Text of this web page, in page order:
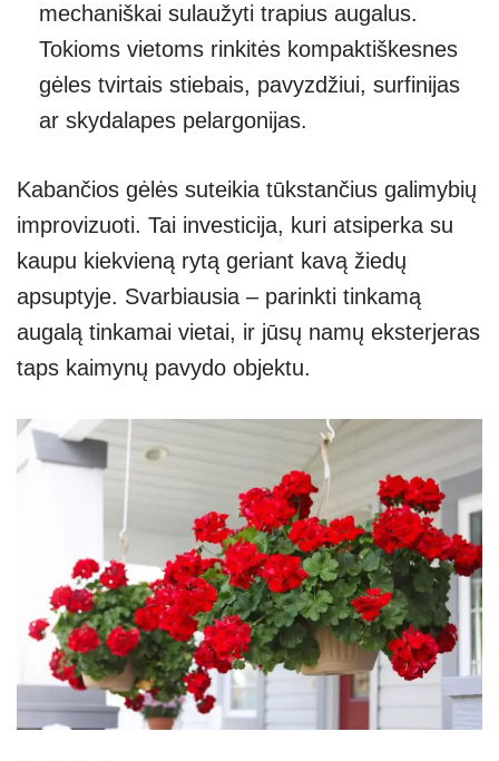
mechaniškai sulaužyti trapius augalus.
Tokioms vietoms rinkitės kompaktiškesnes
gėles tvirtais stiebais, pavyzdžiui, surfinijas
ar skydalapes pelargonijas.
Kabančios gėlės suteikia tūkstančius galimybių
improvizuoti. Tai investicija, kuri atsiperka su
kaupu kiekvieną rytą geriant kavą žiedų
apsuptyje. Svarbiausia – parinkti tinkamą
augalą tinkamai vietai, ir jūsų namų eksterjeras
taps kaimynų pavydo objektu.